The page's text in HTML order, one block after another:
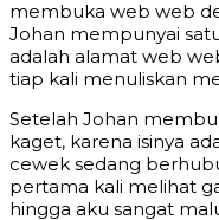
membuka web web
Johan mempunyai
adalah alamat web
tiap kali menuliskan
Setelah Johan
kaget, karena isinya
cewek sedang
pertama kali melihat
hingga aku sangat